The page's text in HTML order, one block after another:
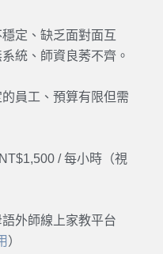
定、缺乏面對面互
統、師資良莠不齊。
員工、預算有限但需
/ 每小時（視
外師線上家教平台
）